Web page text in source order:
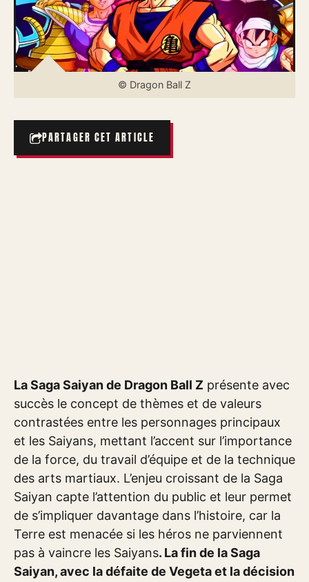
© Dragon Ball Z
PARTAGER CET ARTICLE
La Saga Saiyan de Dragon Ball Z présente avec
succès le concept de thèmes et de valeurs
contrastées entre les personnages principaux
et les Saiyans, mettant l’accent sur l’importance
de la force, du travail d’équipe et de la technique
des arts martiaux. L’enjeu croissant de la Saga
Saiyan capte l’attention du public et leur permet
de s’impliquer davantage dans l’histoire, car la
Terre est menacée si les héros ne parviennent
pas à vaincre les Saiyans. La fin de la Saga
Saiyan, avec la défaite de Vegeta et la décision